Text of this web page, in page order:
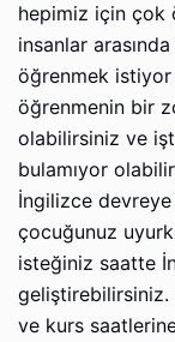
hepimiz için çok
insanlar
öğrenmek
öğrenmenin bir
olabilirsiniz ve
bulamıyor
İngilizce
çocuğunuz
isteğiniz saatte
geliştirebilirsiniz.
ve kurs